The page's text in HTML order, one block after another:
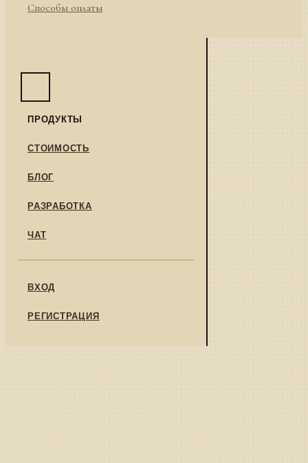
Способы оплаты
ПРОДУКТЫ
СТОИМОСТЬ
БЛОГ
РАЗРАБОТКА
ЧАТ
ВХОД
РЕГИСТРАЦИЯ